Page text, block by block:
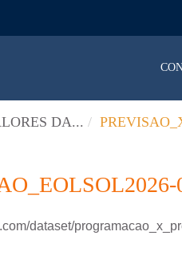
DA...
dataset/